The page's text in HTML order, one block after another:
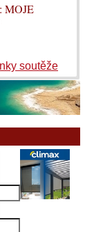
MOJE
soutěže